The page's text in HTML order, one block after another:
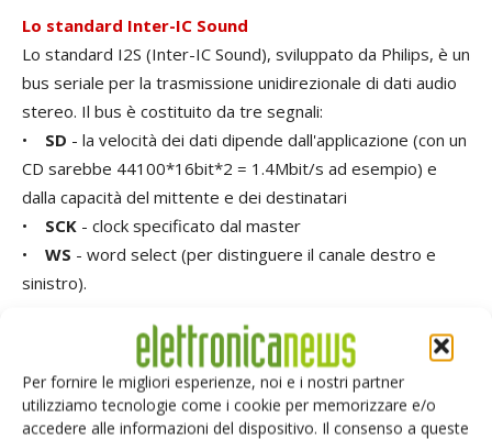
Per fornire le migliori esperienze, noi e i nostri partner
utilizziamo tecnologie come i cookie per memorizzare e/o
accedere alle informazioni del dispositivo. Il consenso a queste
Lo standard Inter-IC Sound
Lo standard I2S (Inter-IC Sound), sviluppato da Philips, è un
bus seriale per la trasmissione unidirezionale di dati audio
stereo. Il bus è costituito da tre segnali:
• SD - la velocità dei dati dipende dall'applicazione (con un
CD sarebbe 44100*16bit*2 = 1.4Mbit/s ad esempio) e
dalla capacità del mittente e dei destinatari
• SCK - clock specificato dal master
• WS - word select (per distinguere il canale destro e
sinistro).
Le informazioni di controllo devono essere trasferite in altri
modi, ad esempio tramite I2C. L'MB91F467M ha 10
interfacce I2S in grado di funzionare come mittente o
destinatario. Se necessario, le interfacce dell'MB91F467M